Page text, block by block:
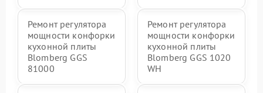
Ремонт регулятора
мощности конфорки
кухонной плиты
Blomberg GGS
81000
Ремонт регулятора
мощности конфорки
кухонной плиты
Blomberg GGS 1020
WH